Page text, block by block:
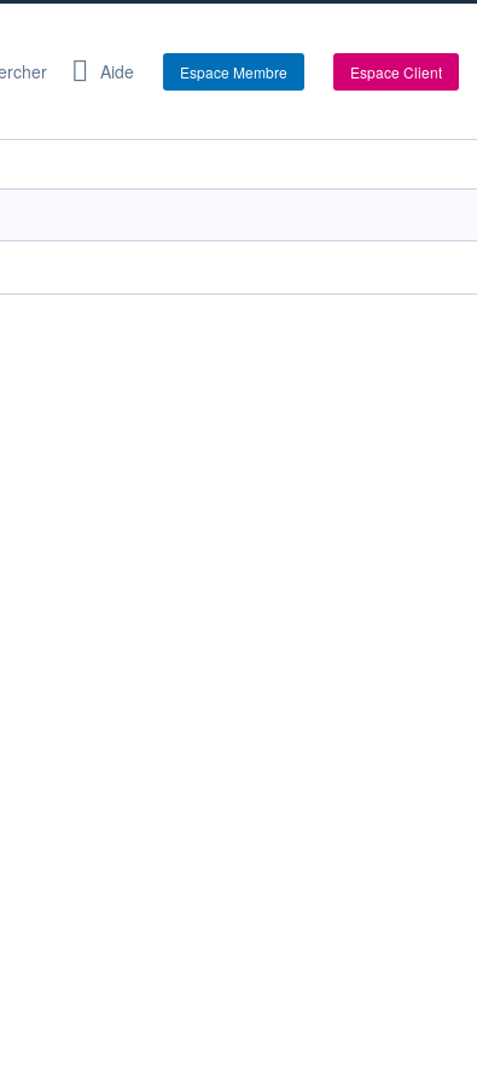
Aide Espace Membre Espace Client